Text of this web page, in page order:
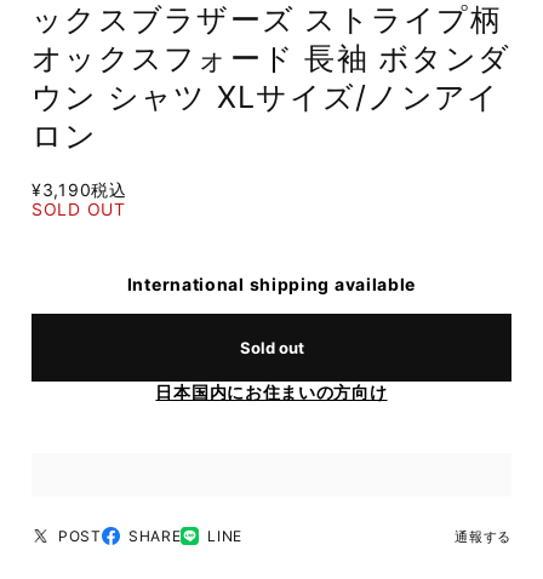
ックスブラザーズ ストライプ柄
オックスフォード 長袖 ボタンダ
ウン シャツ XLサイズ/ノンアイ
ロン
¥3,190税込
SOLD OUT
International shipping available
Sold out
日本国内にお住まいの方向け
POST SHARE LINE 通報する